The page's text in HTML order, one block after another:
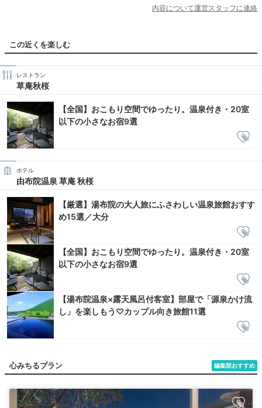
内容について運営スタッフに連絡
この近くを楽しむ
レストラン
草庵秋桜
【全国】おこもり空間でゆったり。温泉付き・20室
以下の小さなお宿9選
ホテル
由布院温泉 草庵 秋桜
【厳選】湯布院の大人旅にふさわしい温泉旅館おすす
め15選／大分
【全国】おこもり空間でゆったり。温泉付き・20室
以下の小さなお宿9選
【湯布院温泉×露天風呂付客室】部屋で「源泉かけ流
し」を楽しもう♡カップル向き旅館11選
編集部おすすめ
心みちるプラン